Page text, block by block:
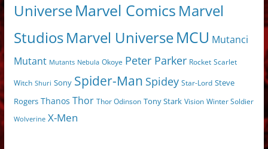
UniverseMarvel Comics Marvel
StudiosMarvel UniverseMCU Mutanci
Mutant Mutants Nebula Okoye Peter Parker Rocket Scarlet
Witch Shuri Sony Spider-Man Spidey Star-Lord Steve
Rogers Thanos Thor Thor Odinson Tony Stark Vision Winter Soldier
Wolverine X-Men